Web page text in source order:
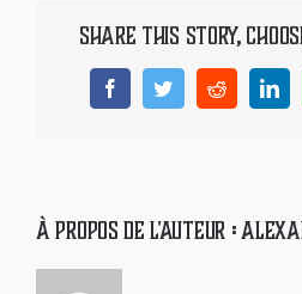
FOIRE AUX
Share This Story,
FacebookTwitterReddit
À propos de l'auteur :